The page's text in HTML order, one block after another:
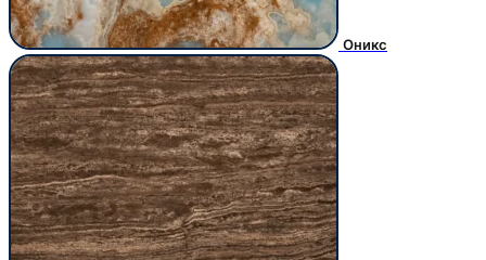
Оникс